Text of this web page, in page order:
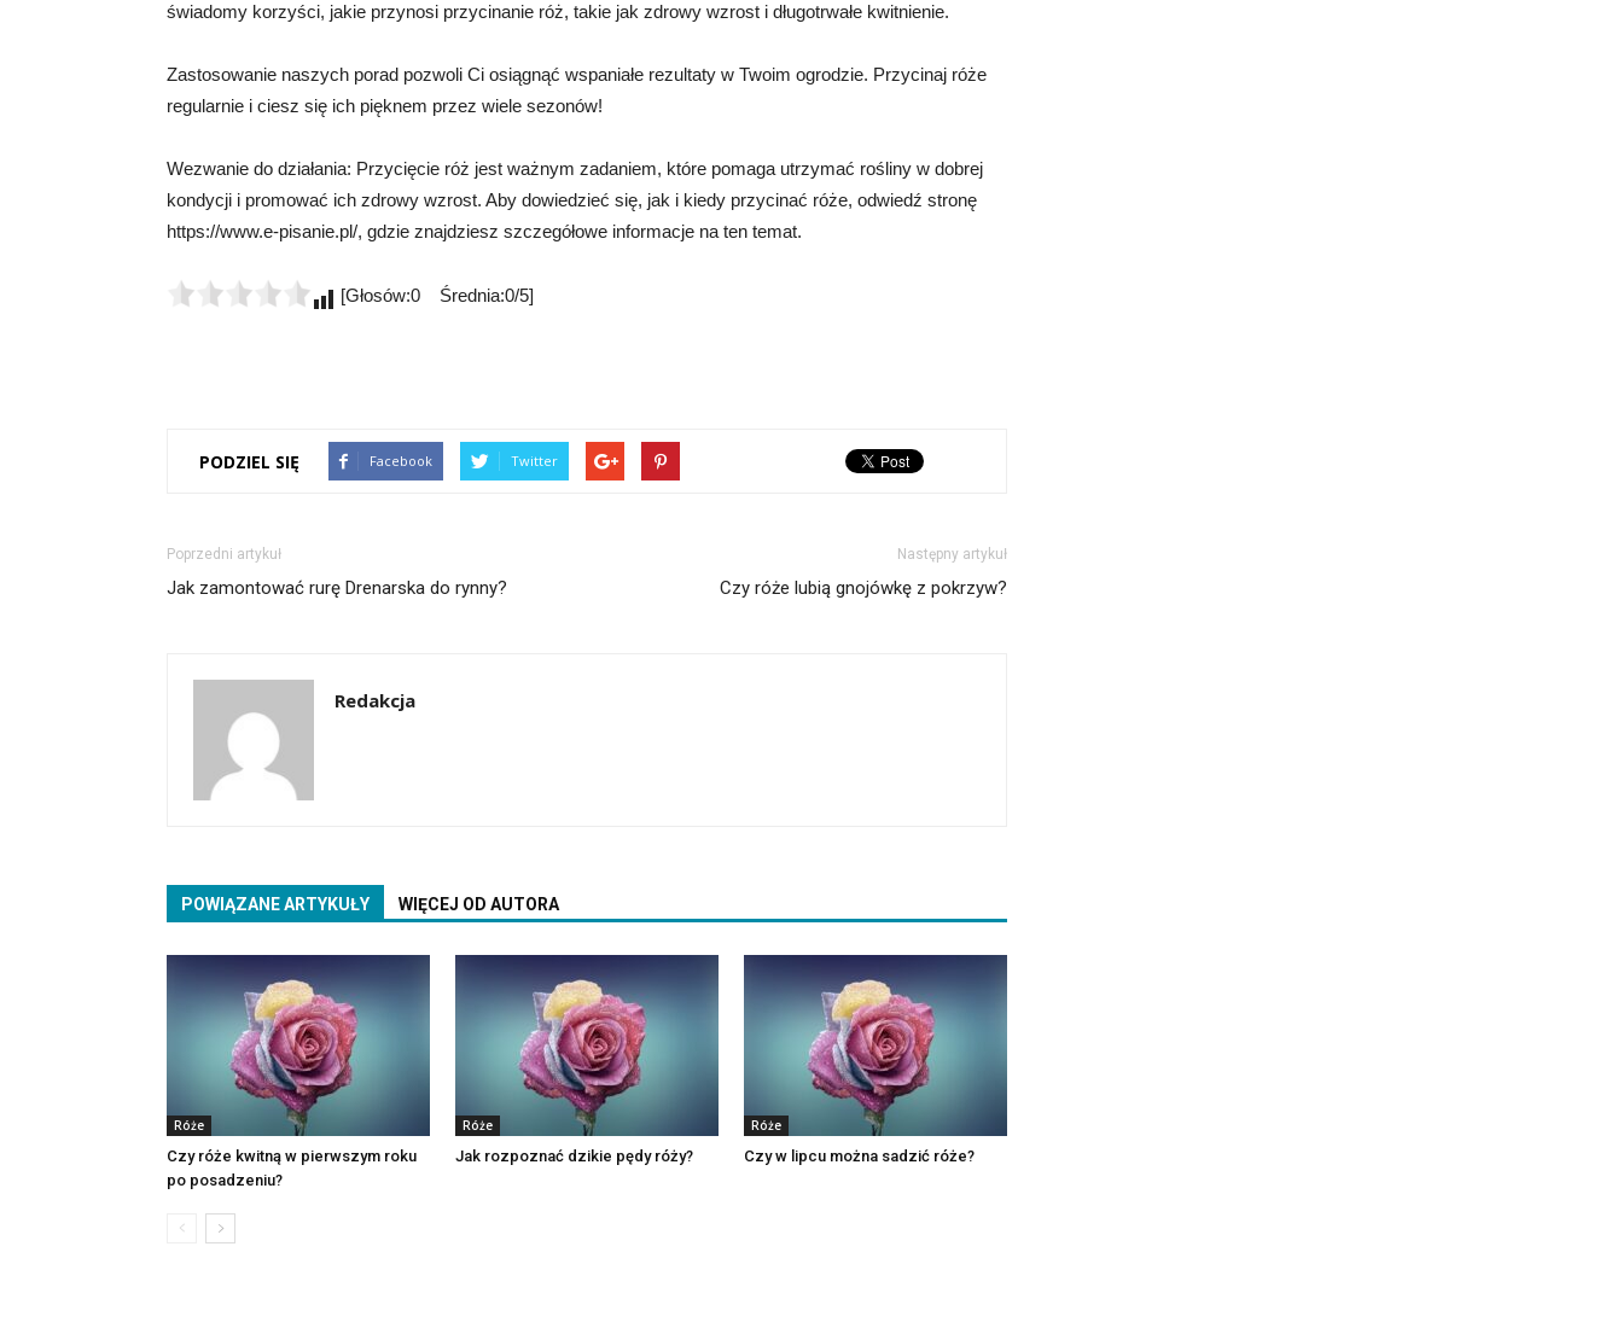
świadomy korzyści, jakie przynosi przycinanie róż, takie jak zdrowy wzrost i długotrwałe kwitnienie.
Zastosowanie naszych porad pozwoli Ci osiągnąć wspaniałe rezultaty w Twoim ogrodzie. Przycinaj róże
regularnie i ciesz się ich pięknem przez wiele sezonów!
Wezwanie do działania: Przycięcie róż jest ważnym zadaniem, które pomaga utrzymać rośliny w dobrej
kondycji i promować ich zdrowy wzrost. Aby dowiedzieć się, jak i kiedy przycinać róże, odwiedź stronę
https://www.e-pisanie.pl/, gdzie znajdziesz szczegółowe informacje na ten temat.
[Głosów:0 Średnia:0/5]
PODZIEL SIĘ Facebook Twitter
Poprzedni artykuł
Jak zamontować rurę Drenarska do rynny?
Następny artykuł
Czy róże lubią gnojówkę z pokrzyw?
Redakcja
POWIĄZANE ARTYKUŁY WIĘCEJ OD AUTORA
Róże
Czy róże kwitną w pierwszym roku
po posadzeniu?
Róże
Jak rozpoznać dzikie pędy róży?
Róże
Czy w lipcu można sadzić róże?